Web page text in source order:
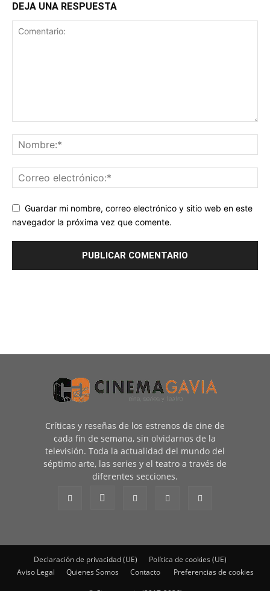
DEJA UNA RESPUESTA
Guardar mi nombre, correo electrónico y sitio web en este
navegador la próxima vez que comente.
Críticas y reseñas de los estrenos de cine de
cada fin de semana, sin olvidarnos de la
televisión. Toda la actualidad del mundo del
séptimo arte, las series y el teatro a través de
diferentes secciones.
Declaración de privacidad (UE)
Política de cookies (UE)
Aviso Legal
Quienes Somos Contacto Preferencias de cookies